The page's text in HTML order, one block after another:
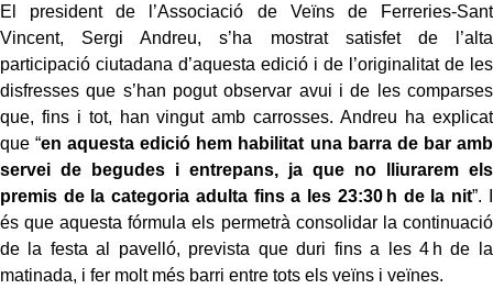
El president de l’Associació de Veïns de Ferreries-Sant
Vincent, Sergi Andreu, s’ha mostrat satisfet de l’alta
participació ciutadana d’aquesta edició i de l’originalitat de les
disfresses que s’han pogut observar avui i de les comparses
que, fins i tot, han vingut amb carrosses. Andreu ha explicat
que “en aquesta edició hem habilitat una barra de bar amb
servei de begudes i entrepans, ja que no lliurarem els
premis de la categoria adulta fins a les 23:30 h de la nit”. I
és que aquesta fórmula els permetrà consolidar la continuació
de la festa al pavelló, prevista que duri fins a les 4 h de la
matinada, i fer molt més barri entre tots els veïns i veïnes.